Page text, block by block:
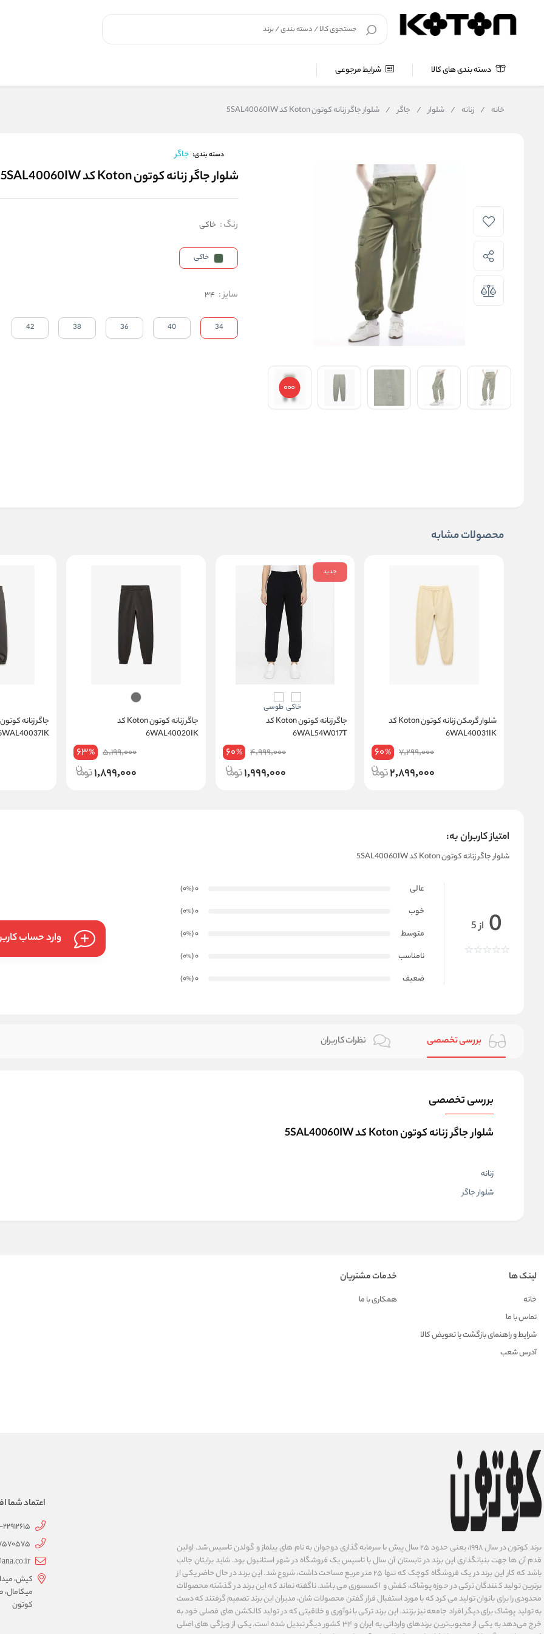
دسته بندی های کالا شرایط مرجوعی
خانه / زنانه / شلوار / جاگر / شلوار جاگر زنانه کوتون Koton کد 5SAL40060IW
دسته بندی: جاگر
شلوار جاگر زنانه کوتون Koton کد 5SAL40060IW
رنگ: خاکی
خاکی
سایز:
34
34
40
36
38
42
محصولات مشابه
شلوار گرمکن زنانه کوتون Koton کد
6WAL40031IK
7,299,000
60%
2,899,000
جدید
جاگر زنانه کوتون Koton کد
6WAL54W017T
4,999,000
60%
1,999,000
جاگر زنانه کوتون Koton کد
6WAL40020IK
5,199,000
63%
1,899,000
6WAL40037IK
امتیاز کاربران به:
شلوار جاگر زنانه کوتون Koton کد 5SAL40060IW
0 از 5
عالی 0
(0
%
)
خوب
0
(0
%
)
متوسط
0
(0
%
)
نامناسب
0
(0
%
)
ضعیف
0
(0
%
)
وارد حساب
بررسی تخصصی نظرات کاربران
بررسی تخصصی
شلوار جاگر زنانه کوتون Koton کد 5SAL40060IW
زنانه
شلوار جاگر
لینک ها
خانه
تماس با ما
شرایط و راهنمای بازگشت یا تعویض کالا
آدرس شعب
خدمات مشتریان
همکاری با ما
برند کوتون در سال ۱۹۹۸، یعنی حدود ۲۵ سال پیش با سرمایه گذاری دوجوان به نام های ییلماز و گولدن تاسیس شد. اولین
قدم آن ها جهت بنیانگذاری این برند در تابستان آن سال با تاسیس یک فروشگاه در شهر استانبول بود. شاید برایتان جالب
باشد که کار این برند در یک فروشگاه کوچک که تنها ۲۵ متر مربع مساحت داشت، شروع شد. این برند در حال حاضر یکی از
برترین تولید کنندگان ترکی در حوزه پوشاک، کفش و اکسسوری می باشد. ناگفته نماند که این برند در گذشته محصولات
محدودی را برای بانوان تولید می کرد که با مورد استفبال قرار گفتن محصولات شان، مدیران این برند تصمیم گرفتند که دست
به تولید پوشاک برای دیگر افراد جامعه نیز بزنند. این برند ترکی با نوآوری ‌و خلاقیتی که در تولید کالکشن های فصلی خود به
خرج می‌دهد به یکی از محبوب‌ترین برندهای وارداتی به ایران و ۳۴ کشور دیگر تبدیل شده‌ است. یکی از ویژگی های اصلی
اعتماد شما
22912615
کیش،
کوتون